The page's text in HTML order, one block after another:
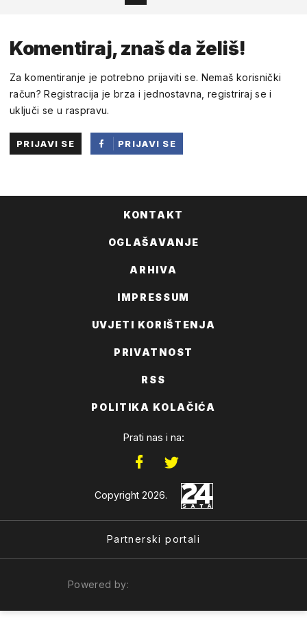
Komentiraj, znaš da želiš!
Za komentiranje je potrebno prijaviti se. Nemaš korisnički
račun? Registracija je brza i jednostavna, registriraj se i
uključi se u raspravu.
PRIJAVI SE
PRIJAVI SE
KONTAKT
OGLAŠAVANJE
ARHIVA
IMPRESSUM
UVJETI KORIŠTENJA
PRIVATNOST
RSS
POLITIKA KOLAČIĆA
Prati nas i na:
Copyright 2026.
Partnerski portali
Powered by: